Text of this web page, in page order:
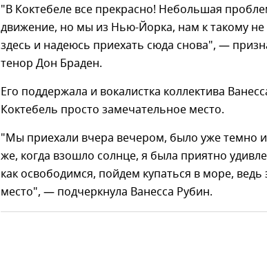
"В Коктебеле все прекрасно! Небольшая
движение, но мы из Нью-Йорка, нам к такому
здесь и надеюсь приехать сюда снова", —
тенор Дон Браден.
Его поддержала и вокалистка коллектива
Коктебель просто замечательное место.
"Мы приехали вчера вечером, было уже темно
же, когда взошло солнце, я была приятно
как освободимся, пойдем купаться в море,
место", — подчеркнула Ванесса Рубин.